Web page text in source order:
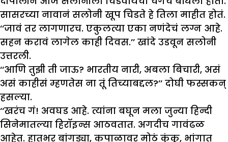
सासरच्या नावानं सलोनी खूप चिडते हे तिला माहीत होतं.
‘‘जावं तर लागणारच. एकुलत्या एका नणंदेचं लग्न आहे.
सहन करावं लागेल काही दिवस.’’ खांदे उडवून सलोनी
उत्तरली.
‘‘आणि तुझी ती जाऊ? भारतीय नारी, अबला बिचारी, असं
असं काहीसं म्हणतेस ना तूं तिच्याबद्दल?’’ दोघी फस्सकन्
हसल्या.
‘‘खरंच गं! अवघड आहे. त्यांना बघून मला जुन्या हिन्दी
सिनेमातल्या हिरॉइन्स आठवतात. अगदीच गावंढळ
आहेत. हातभर बांगड्या, कपाळावर मोठं कुंकू, भांगात